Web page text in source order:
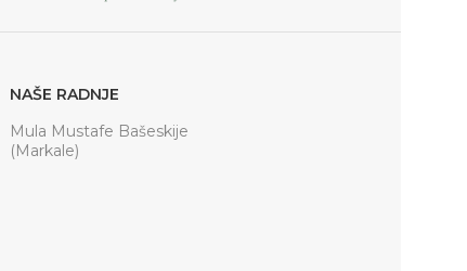
NAŠE RADNJE
Mula Mustafe Bašeskije
(Markale)